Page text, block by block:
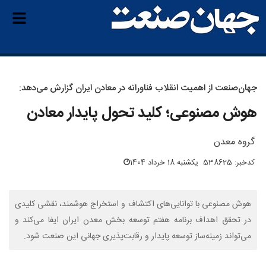
جهان‌صنعت از اهمیت انقلاب فناورانه در معادن ایران گزارش می‌دهد:
هوش مصنوعی؛ کلید تحول پایدار معادن
گروه معدن
کدخبر: 538625 یکشنبه 18 خرداد 1404
هوش مصنوعی با توانایی‌های اکتشاف و استخراج هوشمند، نقشی کلیدی
در تحقق اهداف برنامه هفتم توسعه بخش معدن ایران ایفا می‌کند و
می‌تواند زمینه‌ساز توسعه پایدار و رقابت‌پذیری جهانی این صنعت شود.